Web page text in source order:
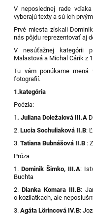
V neposlednej rade
vyberajú texty a sú ich
Prvé miesta získali
nás pôjdu reprezentovať aj
V nesúťažnej kategórii
Malastová a Michal Cárik z
Tu vám ponúkame mená
fotografií.
1.kategória
Poézia:
1 . Juliana Doležalová III.A
2.Lucia Sochuliaková II.B:
3.Tatiana Bubnášová II.B :
Próza
1.Dominik Šimko, III.A:
Buchta
2.Dianka Komara III.B:
o kozliatkach, ale
3.Agáta Lörincová IV.B: